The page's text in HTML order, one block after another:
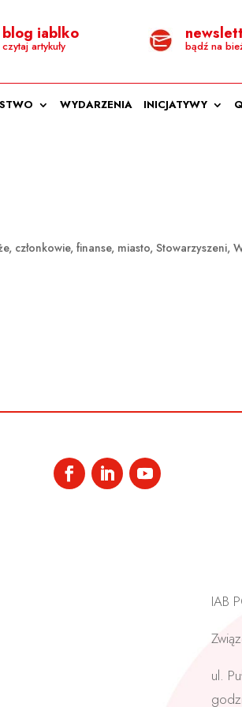
blog iablko
czytaj artykuły bądź na
WYDARZENIA INICJATYWY
, członkowie,finanse, miasto,Stowarzyszeni,
IAB
ul.